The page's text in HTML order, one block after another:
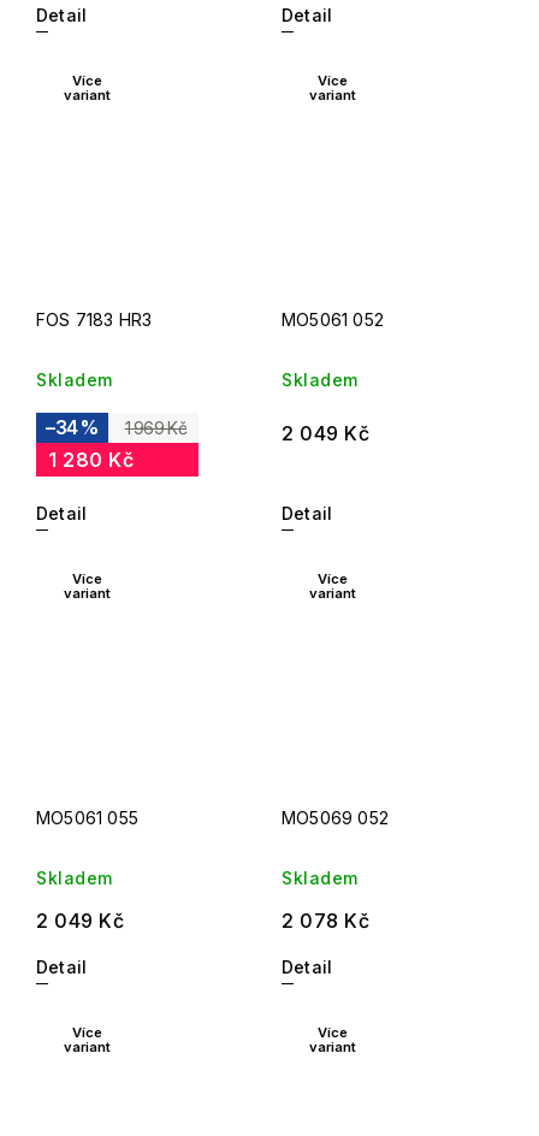
Detail Detail
Více
variant
FOS 7183 HR3
Skladem
1 969 Kč
–34 %
1 280 Kč
Detail
Více
variant
MO5061 052
Skladem
2 049 Kč
Detail
Více
variant
MO5061 055
Skladem
2 049 Kč
Detail
Více
variant
MO5069 052
Skladem
2 078 Kč
Detail
Více
variant
Více
variant